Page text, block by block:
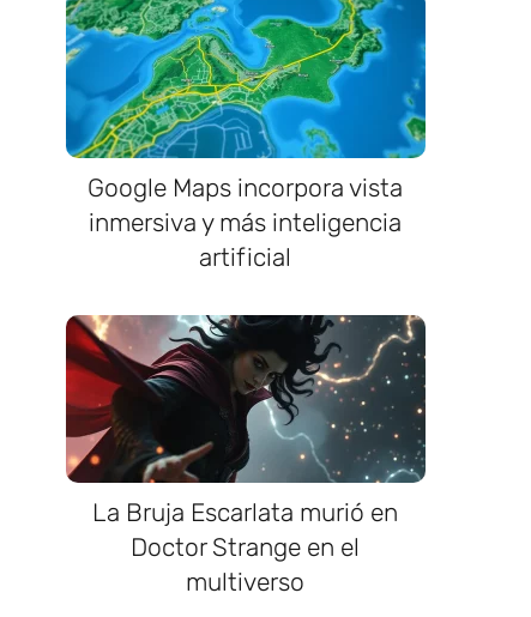
Google Maps incorpora vista
inmersiva y más inteligencia
artificial
La Bruja Escarlata murió en
Doctor Strange en el
multiverso